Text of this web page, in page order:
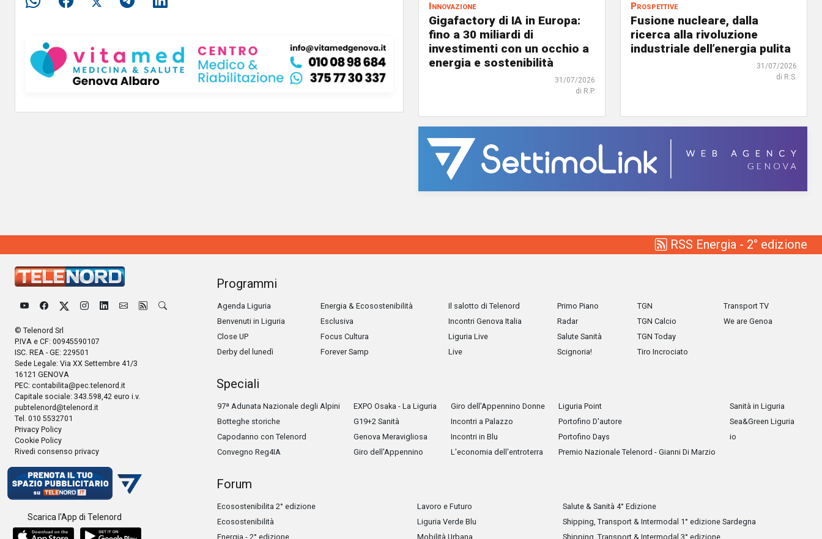
Innovazione
Gigafactory di IA in Europa:
fino a 30 miliardi di
investimenti con un occhio a
energia e sostenibilità
31/07/2026
di R.P.
Prospettive
Fusione nucleare, dalla
ricerca alla rivoluzione
industriale dell’energia pulita
31/07/2026
di R.S.
RSS Energia - 2° edizione
© Telenord Srl
P.IVA e CF: 00945590107
ISC. REA - GE: 229501
Sede Legale: Via XX Settembre 41/3
16121 GENOVA
PEC: contabilita@pec.telenord.it
Capitale sociale: 343.598,42 euro i.v.
pubtelenord@telenord.it
Tel. 010 5532701
Privacy Policy
Cookie Policy
Rivedi consenso privacy
Scarica l'App di Telenord
Programmi
Agenda Liguria
Benvenuti in Liguria
Close UP
Derby del lunedì
Energia & Ecosostenibilità
Esclusiva
Focus Cultura
Forever Samp
Il salotto di Telenord
Incontri Genova Italia
Liguria Live
Live
Primo Piano
Radar
Salute Sanità
Scignoria!
TGN
TGN Calcio
TGN Today
Tiro Incrociato
Transport TV
We are Genoa
Speciali
97ª Adunata Nazionale degli Alpini
Botteghe storiche
Capodanno con Telenord
Convegno Reg4IA
EXPO Osaka - La Liguria
G19+2 Sanità
Genova Meravigliosa
Giro dell'Appennino
Giro dell'Appennino Donne
Incontri a Palazzo
Incontri in Blu
L'economia dell'entroterra
Liguria Point
Portofino D'autore
Portofino Days
Premio Nazionale Telenord - Gianni Di Marzio
Sanità in Liguria
Sea&Green Liguria
io
Forum
Ecosostenibilita 2° edizione
Ecosostenibilità
Energia - 2° edizione
Lavoro e Futuro
Liguria Verde Blu
Mobilità Urbana
Salute & Sanità 4° Edizione
Shipping, Transport & Intermodal 1° edizione Sardegna
Shipping, Transport & Intermodal 3° edizione